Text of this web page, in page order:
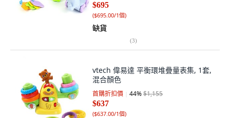
$695
($695.00/1個)
缺貨
(3)
vtech 偉易達 平衡環堆疊量表集, 1套,
混合顏色
首購折扣價 44%$1,155
$637
($637.00/1個)